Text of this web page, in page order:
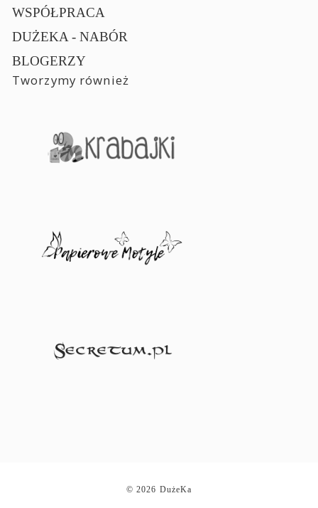
WSPÓŁPRACA
DUŻEKA - NABÓR
BLOGERZY
Tworzymy również
© 2026 DużeKa